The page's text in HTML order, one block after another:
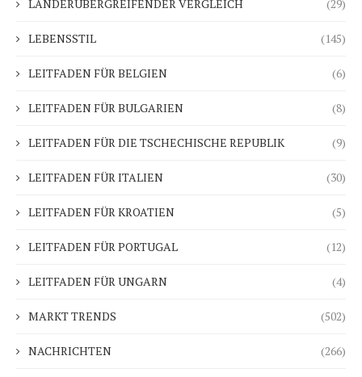
LÄNDERÜBERGREIFENDER VERGLEICH (29)
LEBENSSTIL (145)
LEITFADEN FÜR BELGIEN (6)
LEITFADEN FÜR BULGARIEN (8)
LEITFADEN FÜR DIE TSCHECHISCHE REPUBLIK (9)
LEITFADEN FÜR ITALIEN (30)
LEITFADEN FÜR KROATIEN (5)
LEITFADEN FÜR PORTUGAL (12)
LEITFADEN FÜR UNGARN (4)
MARKT TRENDS (502)
NACHRICHTEN (266)